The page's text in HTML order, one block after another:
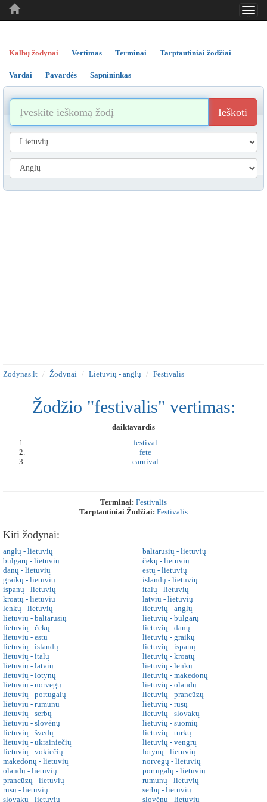
..
..
Kalbų žodynai Vertimas Terminai Tarptautiniai žodžiai
Vardai Pavardės Sapnininkas
Ieškoti
Zodynas.lt Žodynai Lietuvių - anglų Festivalis
Žodžio "festivalis" vertimas:
daiktavardis
festival
fete
carnival
Terminai: Festivalis
Tarptautiniai Žodžiai: Festivalis
Kiti žodynai:
anglų - lietuvių
baltarusių - lietuvių
bulgarų - lietuvių
čekų - lietuvių
danų - lietuvių
estų - lietuvių
graikų - lietuvių
islandų - lietuvių
ispanų - lietuvių
italų - lietuvių
kroatų - lietuvių
latvių - lietuvių
lenkų - lietuvių
lietuvių - anglų
lietuvių - baltarusių
lietuvių - bulgarų
lietuvių - čekų
lietuvių - danų
lietuvių - estų
lietuvių - graikų
lietuvių - islandų
lietuvių - ispanų
lietuvių - italų
lietuvių - kroatų
lietuvių - latvių
lietuvių - lenkų
lietuvių - lotynų
lietuvių - makedonų
lietuvių - norvegų
lietuvių - olandų
lietuvių - portugalų
lietuvių - prancūzų
lietuvių - rumunų
lietuvių - rusų
lietuvių - serbų
lietuvių - slovakų
lietuvių - slovėnų
lietuvių - suomių
lietuvių - švedų
lietuvių - turkų
lietuvių - ukrainiečių
lietuvių - vengrų
lietuvių - vokiečių
lotynų - lietuvių
makedonų - lietuvių
norvegų - lietuvių
olandų - lietuvių
portugalų - lietuvių
prancūzų - lietuvių
rumunų - lietuvių
rusų - lietuvių
serbų - lietuvių
slovakų - lietuvių
slovėnų - lietuvių